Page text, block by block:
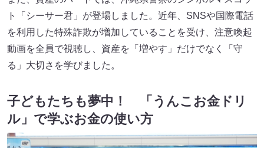
ト「シーサー君」が登場しました。近年、SNSや国際電話
を利用した特殊詐欺が増加していることを受け、注意喚起
動画を全員で視聴し、資産を「増やす」だけでなく「守
る」大切さを学びました。
子どもたちも夢中！ 「うんこお金ドリ
ル」で学ぶお金の使い方